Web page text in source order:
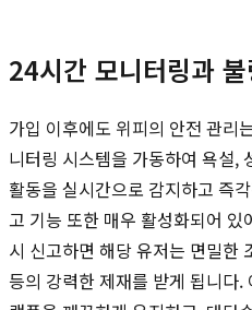
24시간 모니터링과
가입 이후에도 위피의 안전 관리
니터링 시스템을 가동하여 욕설,
활동을 실시간으로 감지하고 즉
고 기능 또한 매우 활성화되어
시 신고하면 해당 유저는 면밀한
등의 강력한 제재를 받게 됩니다